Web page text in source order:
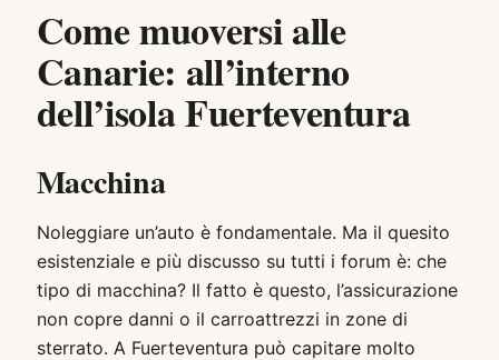
Come muoversi alle
Canarie: all’interno
dell’isola Fuerteventura
Macchina
Noleggiare un’auto è fondamentale. Ma il quesito
esistenziale e più discusso su tutti i forum è: che
tipo di macchina? Il fatto è questo, l’assicurazione
non copre danni o il carroattrezzi in zone di
sterrato. A Fuerteventura può capitare molto